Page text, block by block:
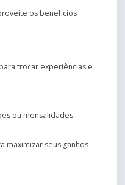
os benefícios
para trocar experiências e
ou mensalidades
maximizar seus ganhos